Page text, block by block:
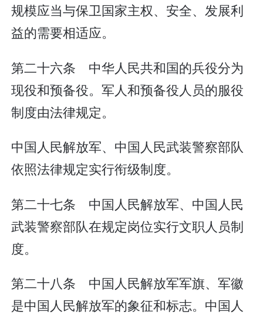
规模应当与保卫国家主权、安全、发展利
益的需要相适应。
第二十六条 中华人民共和国的兵役分为
现役和预备役。军人和预备役人员的服役
制度由法律规定。
中国人民解放军、中国人民武装警察部队
依照法律规定实行衔级制度。
第二十七条 中国人民解放军、中国人民
武装警察部队在规定岗位实行文职人员制
度。
第二十八条 中国人民解放军军旗、军徽
是中国人民解放军的象征和标志。中国人